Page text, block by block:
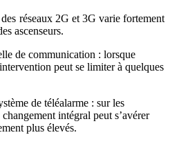
réseaux 2G et 3G varie fortement
ascenseurs.
de communication : lorsque
peut se limiter à quelques
de téléalarme : sur les
intégral peut s’avérer
plus élevés.